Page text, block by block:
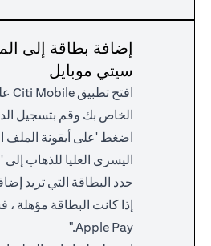
إضافة بطاقة إلى
سيتي موبايل
الخاص بك وقم بتسجيل
اضغط 'على أيقونة الملف
اليسرى العليا للذهاب إلى
حدد البطاقة التي تريد
Apple Pay."